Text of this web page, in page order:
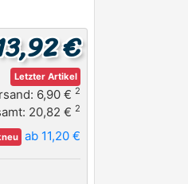
€
Letzter Artikel
6,90 € 2
20,82 € 2
ab 11,20 €